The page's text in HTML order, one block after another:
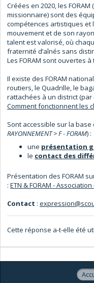
Créées en 2020, les
missionnaire) sont des
compétences artistiques
mouvement et de son
talent est valorisé, où
fraternité d’aînés sans
Les FORAM sont ouvertes
Il existe des FORAM
routiers, le Quadrille, le
rattachées à un district (par
Comment fonctionnent les
Sont accessible sur la
RAYONNEMENT > F - FORAM) :
une présentation
le contact des
Présentation des FORAM
: ETN & FORAM -
Contact :
Cette réponse a-t-elle été